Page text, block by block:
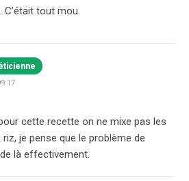
C’était tout mou.
cette recette on ne mixe pas les
riz, je pense que le problème de
là effectivement.